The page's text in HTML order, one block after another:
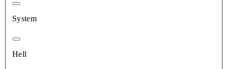
System
Hell